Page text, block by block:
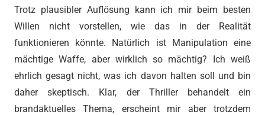
Trotz plausibler Auflösung kann ich mir beim besten
Willen nicht vorstellen, wie das in der Realität
funktionieren könnte. Natürlich ist Manipulation eine
mächtige Waffe, aber wirklich so mächtig? Ich weiß
ehrlich gesagt nicht, was ich davon halten soll und bin
daher skeptisch. Klar, der Thriller behandelt ein
brandaktuelles Thema, erscheint mir aber trotzdem